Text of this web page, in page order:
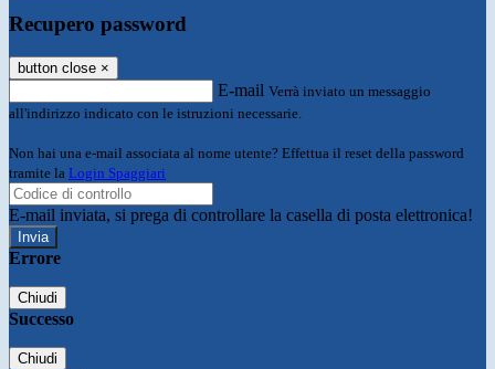
Recupero password
button close ×
E-mail Verrà inviato un messaggio
all'indirizzo indicato con le istruzioni necessarie.
Non hai una e-mail associata al nome utente? Effettua il reset della password
tramite la Login Spaggiari
E-mail inviata, si prega di controllare la casella di posta elettronica!
Errore
Chiudi
Successo
Chiudi